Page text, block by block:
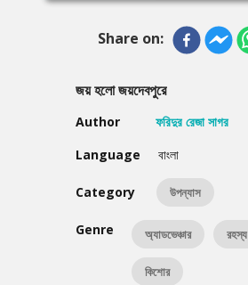
Share on:
জয় হলো জয়দেবপুরে
Author
ফরিদুর রেজা সাগর
Language
বাংলা
Category উপন্যাস
Genre অ্যাডভেঞ্চার রহস্য
কিশোর